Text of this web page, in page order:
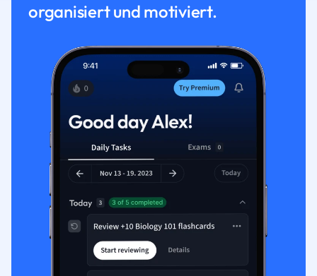
organisiert und motiviert.